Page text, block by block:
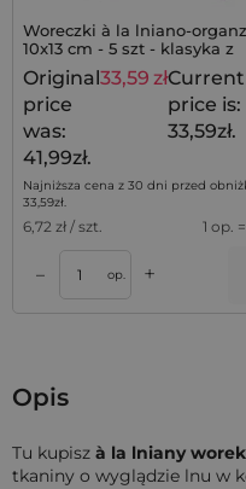
Woreczki à la lniano-
10x13 cm - 5 szt - klasyka z
lawendowym akcentem
Original
price
was:
41,99zł.
33,59 złCurrent
price is:
33,59zł.
Najniższa cena z 30 dni przed
33,59zł.
6,72 zł / szt. 1 op.
– op. + Dodaj do
Opis
Tu kupisz à la lniany worek
tkaniny o wyglądzie lnu w